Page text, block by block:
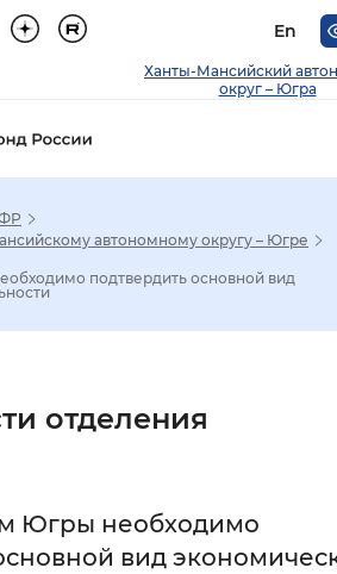
En
Ханты-Мансийский
округ – Югра
отображения
С засечками
автономному округу – Югре
подтвердить основной вид
отделения
Югры необходимо
вид